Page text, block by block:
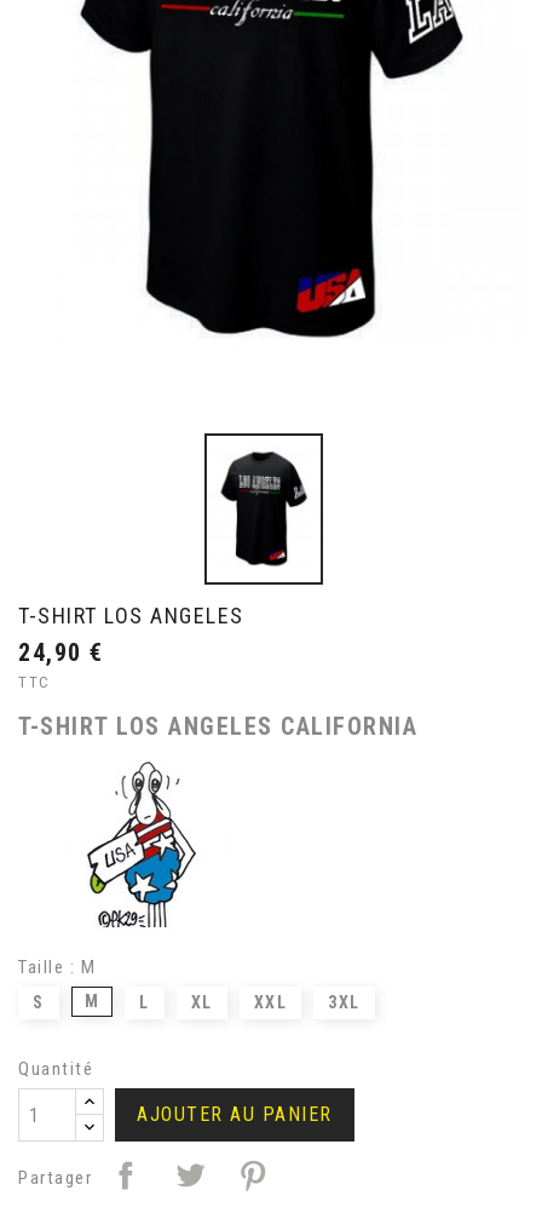
T-SHIRT LOS ANGELES
24,90 €
TTC
T-SHIRT LOS ANGELES CALIFORNIA
Taille : M
S M L XL XXL 3XL
Quantité
AJOUTER AU PANIER
Partager